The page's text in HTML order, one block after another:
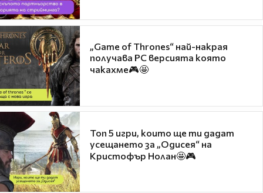
„Game of Thrones“ най-накрая
получава PC версията която
чакахме🎮🤩
Топ 5 игри, които ще ти дадат
усещането за „Одисея“ на
Кристофър Нолан🤩🎮